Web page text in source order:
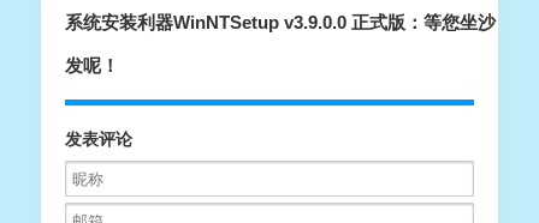
系统安装利器WinNTSetup v3.9.0.0 正式版：等您坐沙
发呢！
发表评论